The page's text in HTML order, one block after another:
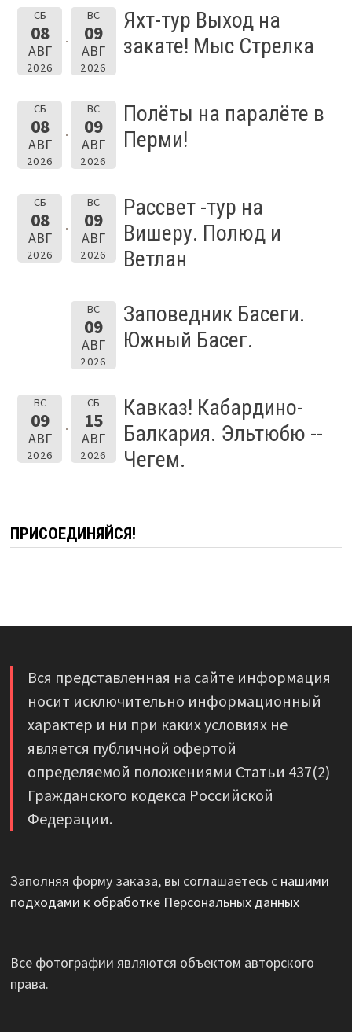
СБ
08
АВГ
2026
ВС
09
АВГ
2026
Яхт-тур Выход на
закате! Мыс Стрелка
СБ
08
АВГ
2026
ВС
09
АВГ
2026
Полёты на паралёте в
Перми!
СБ
08
АВГ
2026
ВС
09
АВГ
2026
Рассвет -тур на
Вишеру. Полюд и
Ветлан
ВС
09
АВГ
2026
Заповедник Басеги.
Южный Басег.
ВС
09
АВГ
2026
СБ
15
АВГ
2026
Кавказ! Кабардино-
Балкария. Эльтюбю --
Чегем.
ПРИСОЕДИНЯЙСЯ!
Вся представленная на сайте информация
носит исключительно информационный
характер и ни при каких условиях не
является публичной офертой
определяемой положениями Статьи 437(2)
Гражданского кодекса Российской
Федерации.
Заполняя форму заказа, вы соглашаетесь с нашими
подходами к обработке Персональных данных
Все фотографии являются объектом авторского
права.